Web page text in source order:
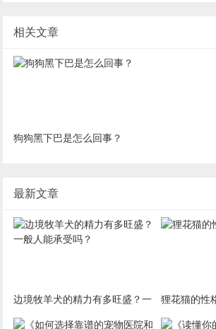
相关文章
狗狗黑下巴是怎么回事？
最新文章
边境牧羊犬的精力有多旺盛？一
般人能承受吗？
狸花猫的性